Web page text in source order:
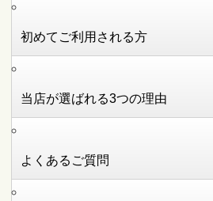
初めてご利用される方
当店が選ばれる3つの理由
よくあるご質問